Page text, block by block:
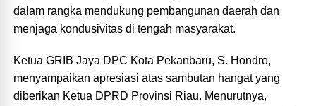
dalam rangka mendukung pembangunan daerah dan
menjaga kondusivitas di tengah masyarakat.
Ketua GRIB Jaya DPC Kota Pekanbaru, S. Hondro,
menyampaikan apresiasi atas sambutan hangat yang
diberikan Ketua DPRD Provinsi Riau. Menurutnya,